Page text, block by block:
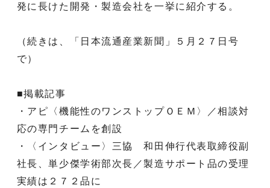
発に長けた開発・製造会社を一挙に紹介する。
（続きは、「日本流通産業新聞」５月２７日号
で）
■掲載記事
・アピ〈機能性のワンストップＯＥＭ〉／相談対
応の専門チームを創設
・〈インタビュー〉三協 和田伸行代表取締役副
社長、単少傑学術部次長／製造サポート品の受理
実績は２７２品に